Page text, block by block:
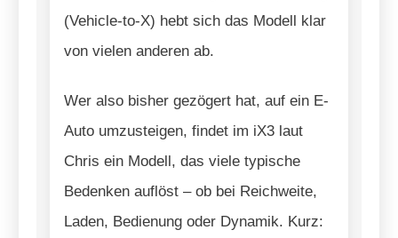
(Vehicle-to-X) hebt sich das Modell klar
von vielen anderen ab.
Wer also bisher gezögert hat, auf ein E-
Auto umzusteigen, findet im iX3 laut
Chris ein Modell, das viele typische
Bedenken auflöst – ob bei Reichweite,
Laden, Bedienung oder Dynamik. Kurz: